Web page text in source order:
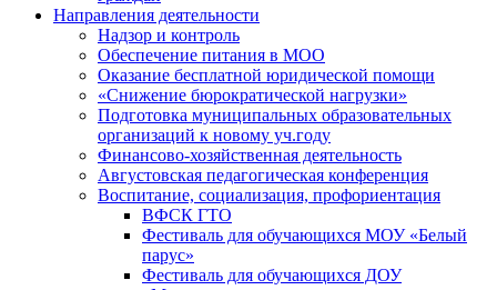
Направления деятельности
Надзор и контроль
Обеспечение питания в МОО
Оказание бесплатной юридической помощи
«Снижение бюрократической нагрузки»
Подготовка муниципальных образовательных
организаций к новому уч.году
Финансово-хозяйственная деятельность
Августовская педагогическая конференция
Воспитание, социализация, профориентация
ВФСК ГТО
Фестиваль для обучающихся МОУ «Белый
парус»
Фестиваль для обучающихся ДОУ